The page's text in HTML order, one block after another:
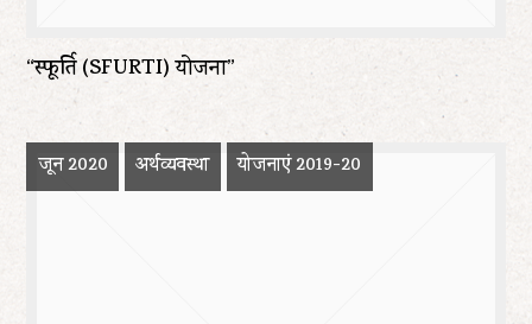
“स्फूर्ति (SFURTI) योजना”
जून 2020 अर्थव्यवस्था योजनाएं 2019-20